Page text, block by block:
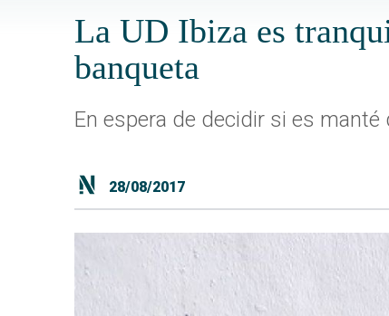
La UD Ibiza es
banqueta
En espera de decidir si es
28/08/2017